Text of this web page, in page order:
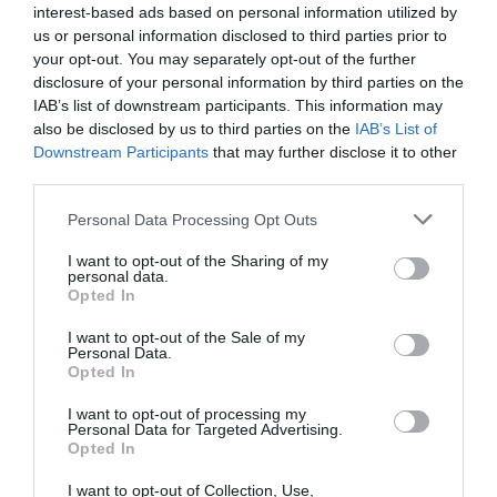
interest-based ads based on personal information utilized by
us or personal information disclosed to third parties prior to
your opt-out. You may separately opt-out of the further
disclosure of your personal information by third parties on the
IAB’s list of downstream participants. This information may
also be disclosed by us to third parties on the IAB’s List of
Downstream Participants that may further disclose it to other
Personal Data Processing Opt Outs
I want to opt-out of the Sharing of my
personal data.
Opted In
I want to opt-out of the Sale of my
Personal Data.
Opted In
I want to opt-out of processing my
Personal Data for Targeted Advertising.
Opted In
I want to opt-out of Collection, Use,
An 11-year-old girl in Texas died by suicide
after she was bullied about her family’s
immigration status, her mother says
February 20, 2025
Στην ίδια εκκλησία όπου η Jocelynn
βαπτιστεί πριν από 11 χρόνια,
το φέρετρό
της ήταν σκεπασμένο με ένα λευκό πανί με έναν
σταυρό στην κορυφή.